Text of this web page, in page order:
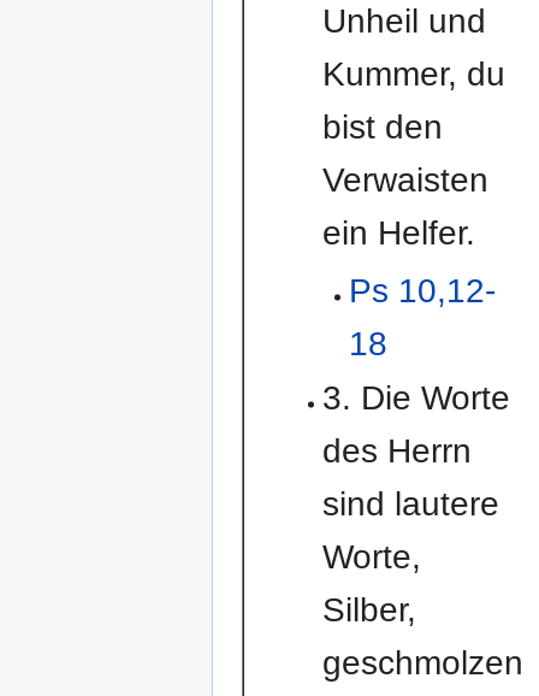
Unheil und
Kummer, du
bist den
Verwaisten
ein Helfer.
Ps 10,12-
18
3. Die Worte
des Herrn
sind lautere
Worte,
Silber,
geschmolzen